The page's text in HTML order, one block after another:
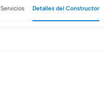
Servicios Detalles del Constructor